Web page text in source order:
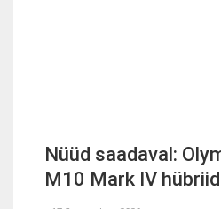
Nüüd saadaval:
M10 Mark IV